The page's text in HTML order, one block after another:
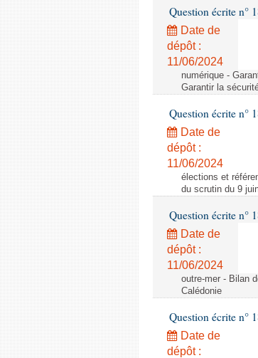
Question écrite n°
Date de
dépôt :
11/06/2024
numérique -
Garantir la
Question écrite n°
Date de
dépôt :
11/06/2024
élections et
du scrutin du 9
Question écrite n°
Date de
dépôt :
11/06/2024
outre-mer - Bilan
Calédonie
Question écrite n°
Date de
dépôt :